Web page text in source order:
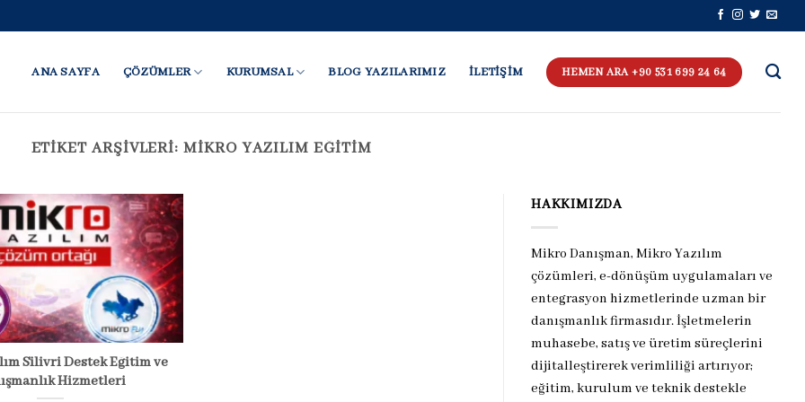
ANA SAYFA ÇÖZÜMLER KURUMSAL BLOG YAZILARIMIZ İLETİŞİM HEMEN ARA +90 531 699 24 64
ETIKET ARŞIVLERI:MIKRO YAZILIM EĞITIM
Silivri Destek Eğitim ve
Hizmetleri
HAKKIMIZDA
Mikro Danışman, Mikro Yazılım
çözümleri, e-dönüşüm uygulamaları ve
entegrasyon hizmetlerinde uzman bir
danışmanlık firmasıdır. İşletmelerin
muhasebe, satış ve üretim süreçlerini
dijitalleştirerek verimliliği artırıyor;
eğitim, kurulum ve teknik destekle